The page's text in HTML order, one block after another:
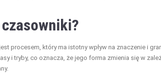
procesem, który ma istotny wpływ na znaczenie i
i tryby, co oznacza, że jego forma zmienia się w